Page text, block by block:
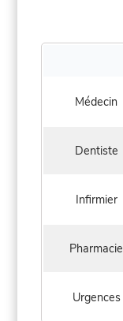
Médecin
Dentiste
Infirmier
Pharmacie
Urgences